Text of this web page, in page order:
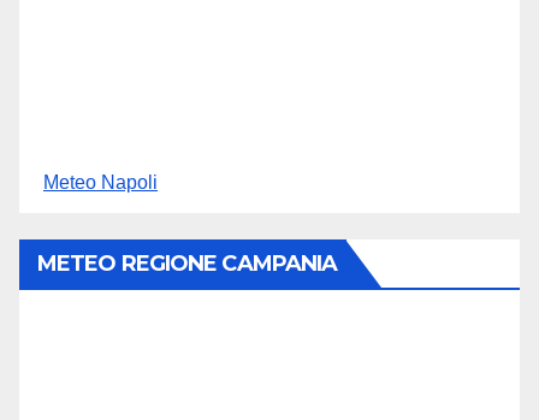
Meteo Napoli
METEO REGIONE CAMPANIA